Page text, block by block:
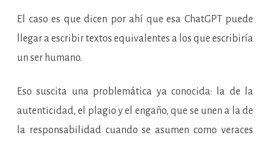
El caso es que dicen por ahí que esa ChatGPT puede
llegar a escribir textos equivalentes a los que escribiría
un ser humano.
Eso suscita una problemática ya conocida: la de la
autenticidad, el plagio y el engaño, que se unen a la de
la responsabilidad cuando se asumen como veraces